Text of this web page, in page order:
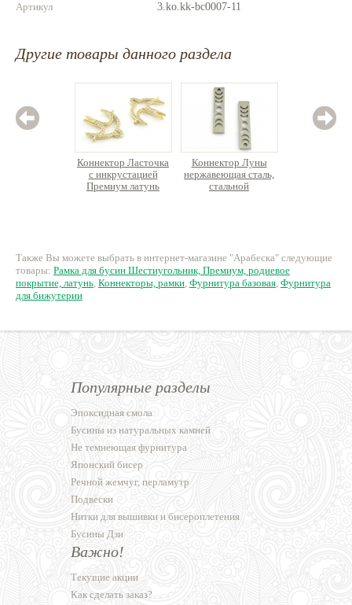
Артикул
3.ko.kk-bc0007-11
Другие товары данного раздела
Коннектор Ласточка
с инкрустацией
Премиум латунь
Коннектор Луны
нержавеющая сталь,
стальной
Также Вы можете выбрать в интернет-магазине "Арабеска" следующие
товары: Рамка для бусин Шестиугольник, Премиум, родиевое
покрытие, латунь, Коннекторы, рамки, Фурнитура базовая, Фурнитура
для бижутерии
Популярные разделы
Эпоксидная смола
Бусины из натуральных камней
Не темнеющая фурнитура
Японский бисер
Речной жемчуг, перламутр
Подвески
Нитки для вышивки и бисероплетения
Бусины Дзи
Важно!
Текущие акции
Как сделать заказ?